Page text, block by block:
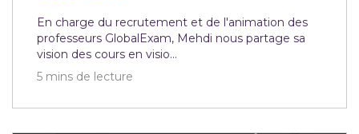
En charge du recrutement et de l'animation des
professeurs GlobalExam, Mehdi nous partage sa
vision des cours en visio...
5 mins de lecture